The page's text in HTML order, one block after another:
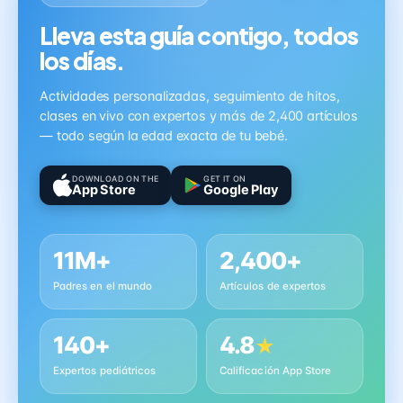
Lleva esta guía contigo, todos
los días.
Actividades personalizadas, seguimiento de hitos,
clases en vivo con expertos y más de 2,400 artículos
— todo según la edad exacta de tu bebé.
DOWNLOAD ON THE
App Store
GET IT ON
Google Play
11M+
Padres en el mundo
2,400+
Artículos de expertos
140+
Expertos pediátricos
4.8★
Calificación App Store